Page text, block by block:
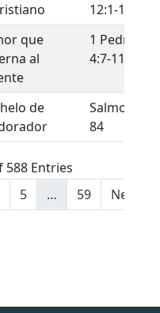
12:1-13
que
al
1 Pedro
4:7-11
de
Salmos
84
588 Entries
5 … 59 Next